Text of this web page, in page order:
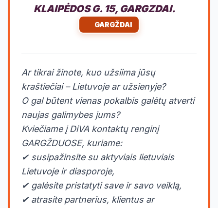
KLAIPĖDOS G. 15, GARGZDAI.
GARGŽDAI
Ar tikrai žinote, kuo užsiima jūsų
kraštiečiai – Lietuvoje ar užsienyje?
O gal būtent vienas pokalbis galėtų atverti
naujas galimybes jums?
Kviečiame į DiVA kontaktų renginį
GARGŽDUOSE, kuriame:
✔ susipažinsite su aktyviais lietuviais
Lietuvoje ir diasporoje,
✔ galėsite pristatyti save ir savo veiklą,
✔ atrasite partnerius, klientus ar